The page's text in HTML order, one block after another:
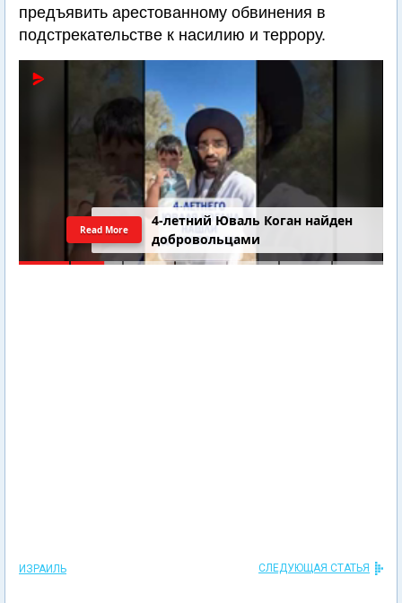
предъявить арестованному обвинения в
подстрекательстве к насилию и террору.
4-летний Юваль Коган найден
добровольцами
Read More
ИЗРАИЛЬ СЛЕДУЮЩАЯ СТАТЬЯ